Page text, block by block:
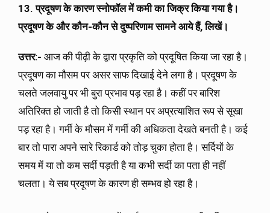
13. प्रदूषण के कारण स्नोफॉल में कमी का जिक्र किया गया है।
प्रदूषण के और कौन-कौन से दुष्परिणाम सामने आये हैं, लिखें।
उत्तर:- आज की पीढ़ी के द्वारा प्रकृति को प्रदूषित किया जा रहा है।
प्रदूषण का मौसम पर असर साफ दिखाई देने लगा है। प्रदूषण के
चलते जलवायु पर भी बुरा प्रभाव पड़ रहा है। कहीं पर बारिश
अतिरिक्त हो जाती है तो किसी स्थान पर अप्रत्याशित रूप से सूखा
पड़ रहा है। गर्मी के मौसम में गर्मी की अधिकता देखते बनती है। कई
बार तो पारा अपने सारे रिकार्ड को तोड़ चुका होता है। सर्दियों के
समय में या तो कम सर्दी पड़ती है या कभी सर्दी का पता ही नहीं
चलता। ये सब प्रदूषण के कारण ही सम्भव हो रहा है।